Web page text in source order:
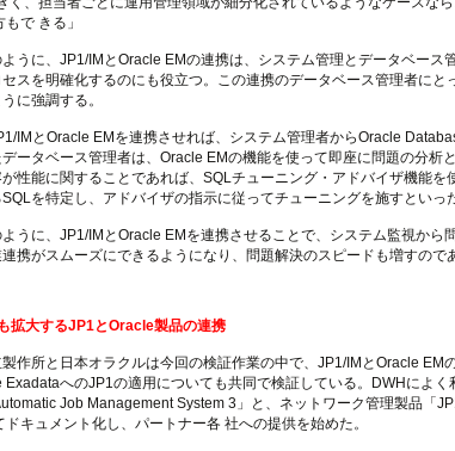
で きる」
うに、JP1/IMとOracle EMの連携は、システム管理とデータベース
スを明確化するのにも役立つ。この連携のデータベース管理者にと
に強調する。
IMとOracle EMを連携させれば、システム管理者からOracle
ータベース管理者は、Oracle EMの機能を使って即座に問題の分析
性能に関することであれば、SQLチューニング・アドバイザ機能を
を特定し、アドバイザの指示に従ってチューニングを施すといっ
うに、JP1/IMとOracle EMを連携させることで、システム監視から
携がスムーズにできるようになり、問題解決のスピードも増すので
拡大するJP1とOracle製品の連携
作所と日本オラクルは今回の検証作業の中で、JP1/IMとOracle EM
ExadataへのJP1の適用についても共同で検証している。DWHによ
Job Management System 3」と、ネットワーク管理製品「
キュメント化し、パートナー各 社への提供を始めた。